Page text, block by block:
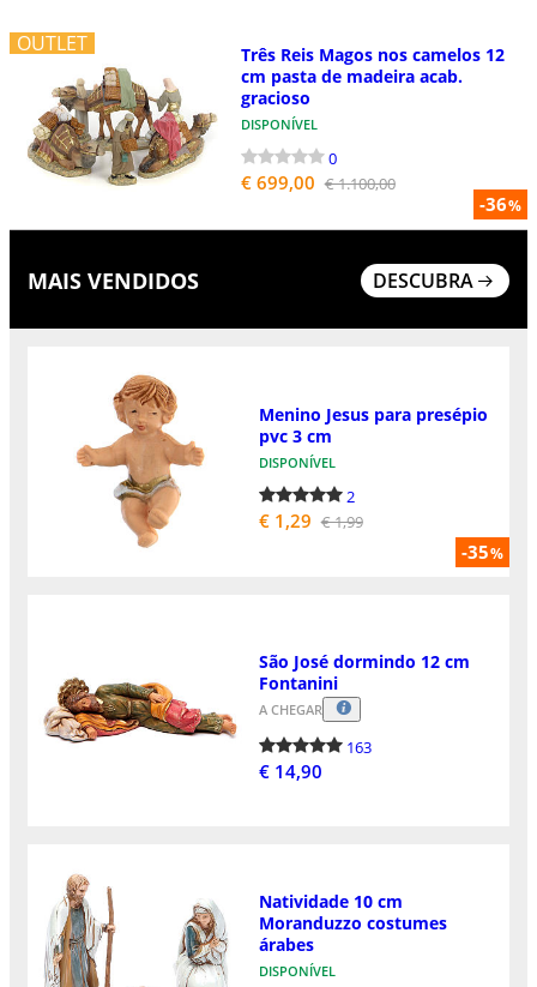
OUTLET
-36%
Três Reis Magos nos camelos 12
cm pasta de madeira acab.
gracioso
DISPONÍVEL
0
€ 699,00 € 1.100,00
MAIS VENDIDOS DESCUBRA
-35%
Menino Jesus para presépio
pvc 3 cm
DISPONÍVEL
2
€ 1,29 € 1,99
São José dormindo 12 cm
Fontanini
A CHEGAR
163
€ 14,90
Natividade 10 cm
Moranduzzo costumes
árabes
DISPONÍVEL